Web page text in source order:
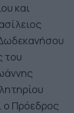
και
του
ο Πρόεδρος